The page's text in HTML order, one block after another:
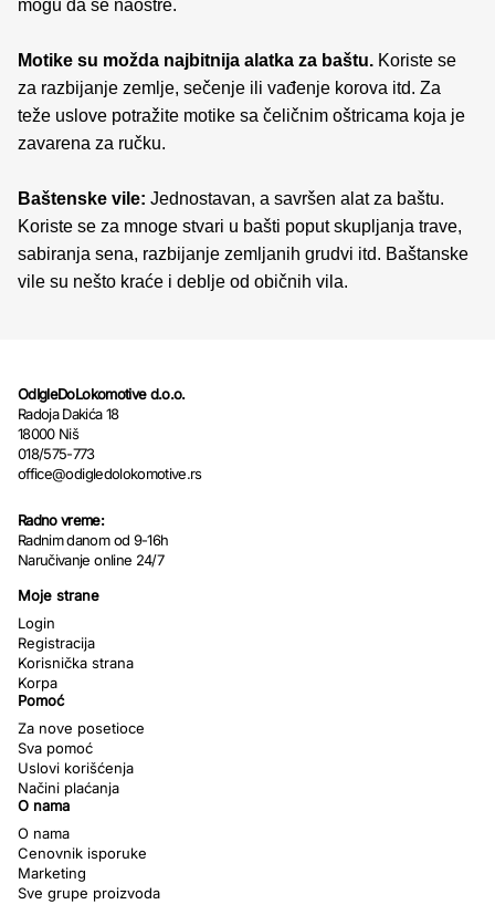
mogu da se naoštre.
Motike su možda najbitnija alatka za baštu. Koriste se
za razbijanje zemlje, sečenje ili vađenje korova itd. Za
teže uslove potražite motike sa čeličnim oštricama koja je
zavarena za ručku.
Baštenske vile: Jednostavan, a savršen alat za baštu.
Koriste se za mnoge stvari u bašti poput skupljanja trave,
sabiranja sena, razbijanje zemljanih grudvi itd. Baštanske
vile su nešto kraće i deblje od običnih vila.
OdIgleDoLokomotive d.o.o.
Radoja Dakića 18
18000 Niš
018/575-773
office@odigledolokomotive.rs
Radno vreme:
Radnim danom od 9-16h
Naručivanje online 24/7
Moje strane
Login
Registracija
Korisnička strana
Korpa
Pomoć
Za nove posetioce
Sva pomoć
Uslovi korišćenja
Načini plaćanja
O nama
O nama
Cenovnik isporuke
Marketing
Sve grupe proizvoda